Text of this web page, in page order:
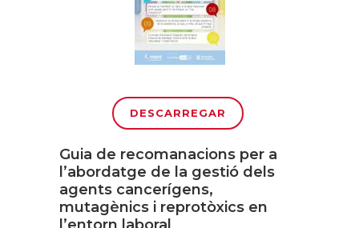
DESCARREGAR
Guia de recomanacions per a
l’abordatge de la gestió dels
agents cancerígens,
mutagènics i reprotòxics en